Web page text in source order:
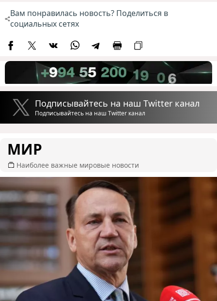
Вам понравилась новость? Поделиться в
социальных сетях
Подписывайтесь на наш Twitter канал
Подписывайтесь на наш Twitter канал
МИР
Наиболее важные мировые новости